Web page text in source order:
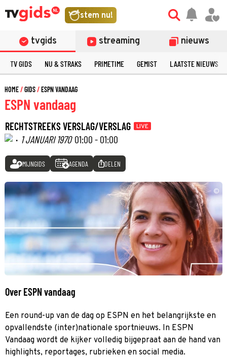
stem nu!
tvgids streaming nieuws
TV GIDS NU & STRAKS PRIMETIME GEMIST LAATSTE NIEUWS
HOME GIDS ESPN VANDAAG
ESPN vandaag
RECHTSTREEKS VERSLAG/VERSLAG LIVE
· 1 JANUARI 1970 01:00 - 01:00
MIJNGIDS AGENDA DELEN
©
Over ESPN vandaag
Een round-up van de dag op ESPN en het belangrijkste en
opvallendste (inter)nationale sportnieuws. In ESPN
Vandaag wordt de kijker volledig bijgepraat aan de hand van
highlights, reportages, rubrieken en social media.